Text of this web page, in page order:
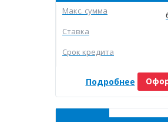
Макc. сумма
Ставка
Срок кредита
Подробнее